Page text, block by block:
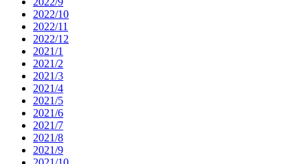
2022/10
2022/11
2022/12
2021/1
2021/2
2021/3
2021/4
2021/5
2021/6
2021/7
2021/8
2021/9